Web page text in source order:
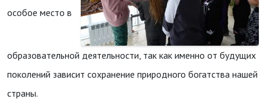
особое место в
образовательной деятельности, так как именно от будущих
поколений зависит сохранение природного богатства нашей
страны.